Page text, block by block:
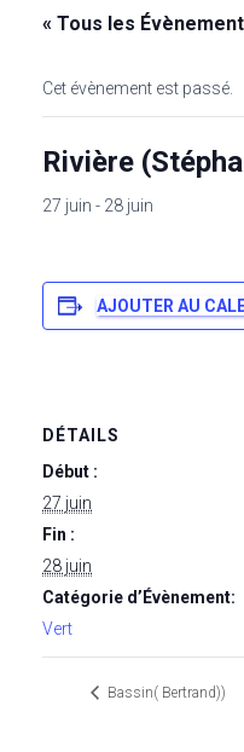
« Tous les
Cet évènement est passé.
Rivière
27 juin - 28 juin
AJOUTER AU
DÉTAILS
Début :
27 juin
Fin :
28 juin
Catégorie d’Évènement:
Vert
Bassin( Bertrand))